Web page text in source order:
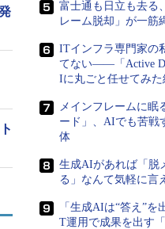
富士通も日立も去る
レーム脱却」が一筋
ITインフラ専門家の
てない――「Active
Iに丸ごと任せてみた
メインフレームに眠
ード」、AIでも苦戦
体
生成AIがあれば「脱
る」なんて気軽に言
「生成AIは“答え”
T運用で成果を出す